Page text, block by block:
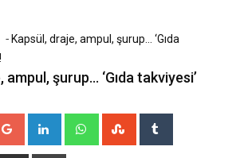
- Kapsül, draje, ampul, şurup… ‘Gıda
ampul, şurup… ‘Gıda takviyesi’
Google+ LinkedIn WhatsappStumbleUpon